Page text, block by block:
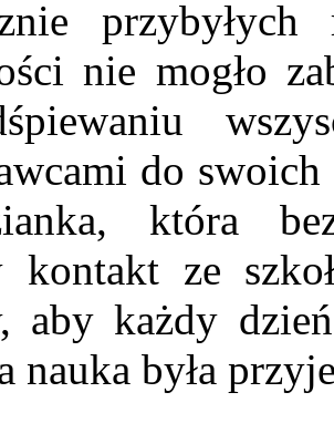
przybyłych
nie mogło
do swoich
która
kontakt ze
aby każdy
nauka była